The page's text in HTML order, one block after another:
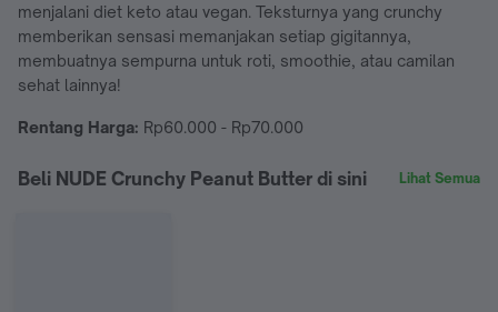
menjalani diet keto atau vegan. Teksturnya yang crunchy
memberikan sensasi memanjakan setiap gigitannya,
membuatnya sempurna untuk roti, smoothie, atau camilan
sehat lainnya!
Rentang Harga: Rp60.000 - Rp70.000
Beli NUDE Crunchy Peanut Butter di sini Lihat Semua